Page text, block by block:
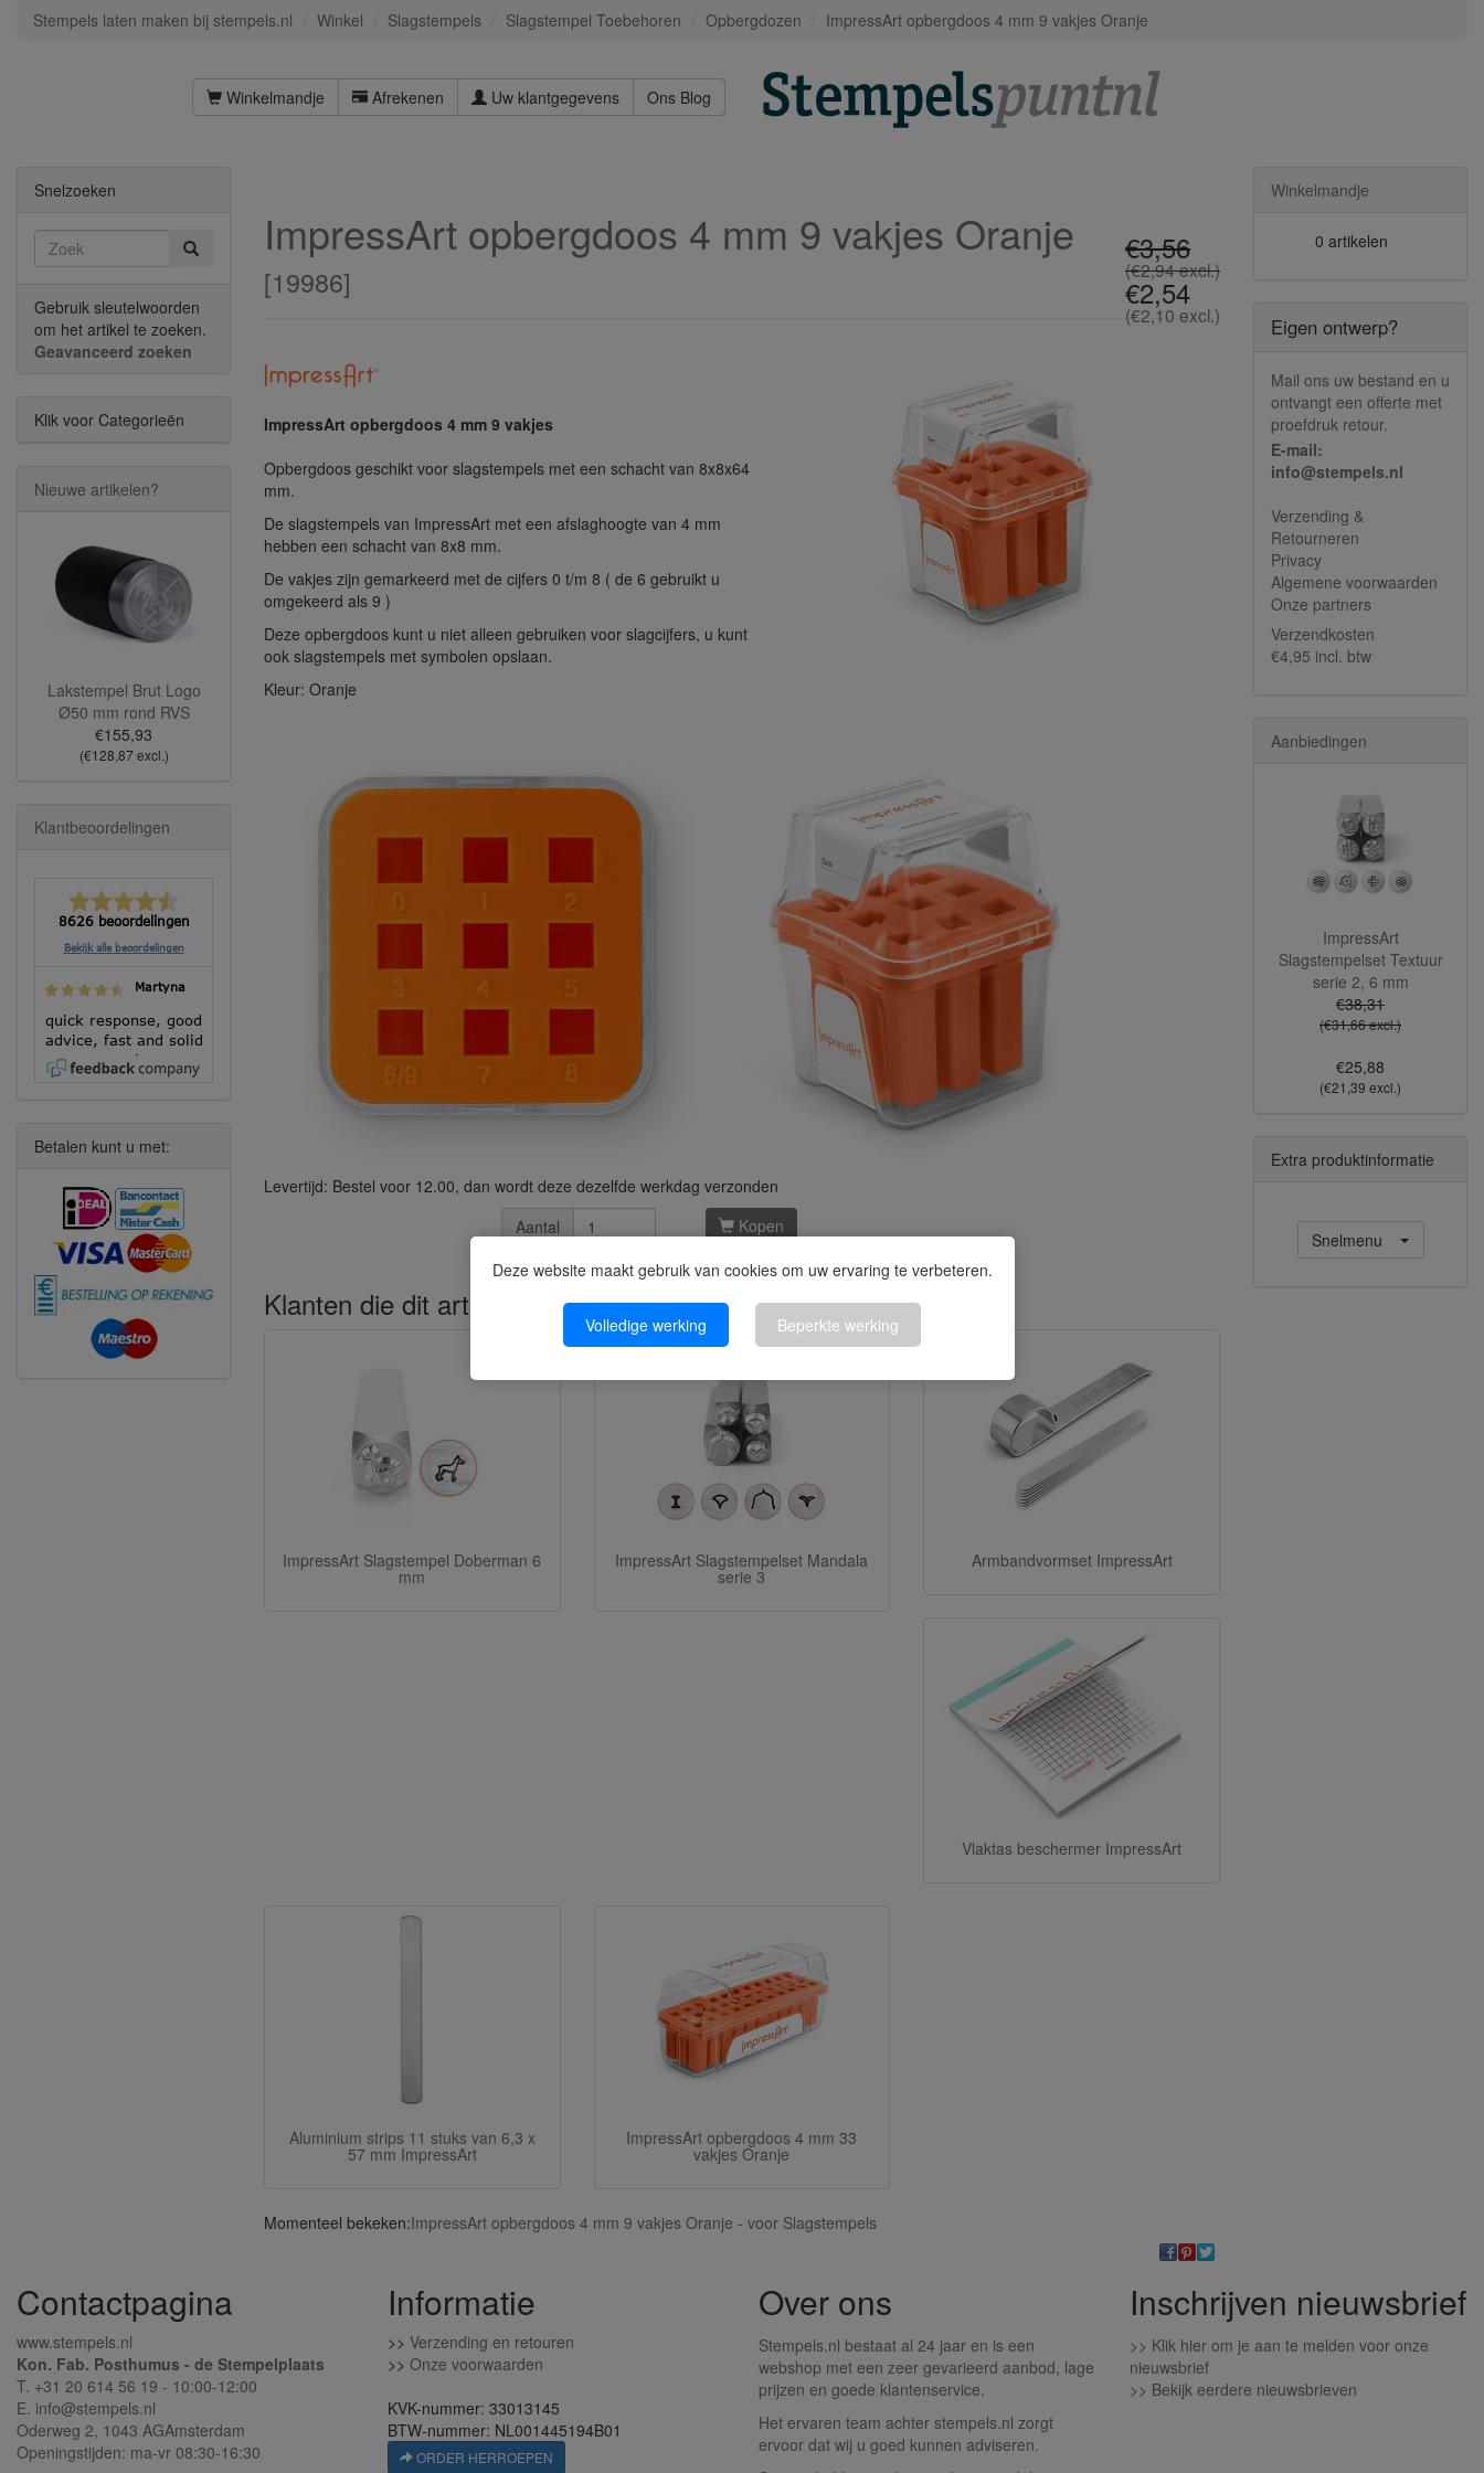
Deze website maakt gebruik van cookies om uw ervaring te verbeteren.
Volledige werking Beperkte werking
Stempels laten maken bij stempels.nl Winkel Slagstempels Slagstempel Toebehoren Opbergdozen ImpressArt opbergdoos 4 mm 9 vakjes Oranje
Winkelmandje Afrekenen Uw klantgegevens Ons Blog
€3,56
(€2,94 excl.)
€2,54
(€2,10 excl.)
ImpressArt opbergdoos 4 mm 9 vakjes Oranje
[19986]
ImpressArt opbergdoos 4 mm 9 vakjes
Opbergdoos geschikt voor slagstempels met een schacht van 8x8x64
mm.
De slagstempels van ImpressArt met een afslaghoogte van 4 mm
hebben een schacht van 8x8 mm.
De vakjes zijn gemarkeerd met de cijfers 0 t/m 8 ( de 6 gebruikt u
omgekeerd als 9 )
Deze opbergdoos kunt u niet alleen gebruiken voor slagcijfers, u kunt
ook slagstempels met symbolen opslaan.
Kleur: Oranje
Levertijd: Bestel voor 12.00, dan wordt deze dezelfde werkdag verzonden
Aantal
Kopen
Klanten die dit artikel kochten, kochten ook
ImpressArt Slagstempel Doberman 6
mm
ImpressArt Slagstempelset Mandala
serie 3
Armbandvormset ImpressArt
Vlaktas beschermer ImpressArt
Aluminium strips 11 stuks van 6,3 x
57 mm ImpressArt
ImpressArt opbergdoos 4 mm 33
vakjes Oranje
Momenteel bekeken:ImpressArt opbergdoos 4 mm 9 vakjes Oranje - voor Slagstempels
Snelzoeken
Gebruik sleutelwoorden
om het artikel te zoeken.
Geavanceerd zoeken
Klik voor Categorieën
Nieuwe artikelen?
Lakstempel Brut Logo
Ø50 mm rond RVS
€155,93
(€128,87 excl.)
Klantbeoordelingen
8626 beoordelingen
Bekijk alle beoordelingen
Martyna
quick response, good
advice, fast and solid
execution!
Betalen kunt u met:
Winkelmandje
0 artikelen
Eigen ontwerp?
Mail ons uw bestand en u
ontvangt een offerte met
proefdruk retour.
E-mail:
info@stempels.nl
Verzending &
Retourneren
Privacy
Algemene voorwaarden
Onze partners
Verzendkosten
€4,95 incl. btw
Aanbiedingen
ImpressArt
Slagstempelset Textuur
serie 2, 6 mm
€38,31
(€31,66 excl.)
€25,88
(€21,39 excl.)
Extra produktinformatie
Snelmenu
Contactpagina
www.stempels.nl
Kon. Fab. Posthumus - de Stempelplaats
T. +31 20 614 56 19 - 10:00-12:00
E. info@stempels.nl
Oderweg 2, 1043 AGAmsterdam
Openingstijden: ma-vr 08:30-16:30
Informatie
>> Verzending en retouren
>> Onze voorwaarden
KVK-nummer: 33013145
BTW-nummer: NL001445194B01
ORDER HERROEPEN
Over ons
Stempels.nl bestaat al 24 jaar en is een
webshop met een zeer gevarieerd aanbod, lage
prijzen en goede klantenservice.
Het ervaren team achter stempels.nl zorgt
ervoor dat wij u goed kunnen adviseren.
Inschrijven nieuwsbrief
>> Klik hier om je aan te melden voor onze
nieuwsbrief
>> Bekijk eerdere nieuwsbrieven